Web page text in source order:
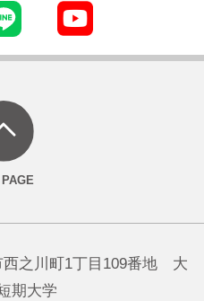
之川町1丁目109番地 大
期大学